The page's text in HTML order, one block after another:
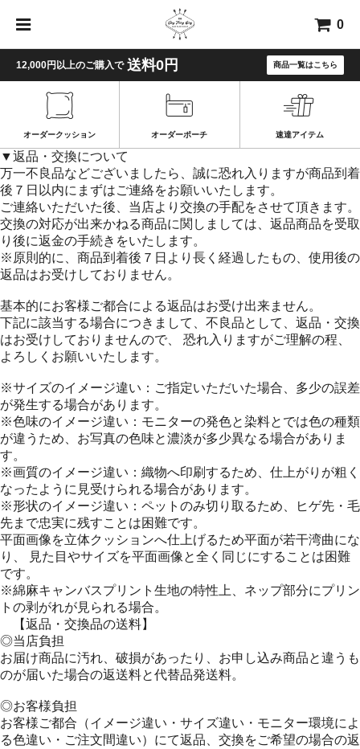
0
12,000円以上のご購入で 送料0円 商品一覧はこちら
オーダークッション オーダーポーチ 速達アイテム
▼返品・交換について
万一不良品などございましたら、誠に恐れ入りますが商品到着
後７日以内にまずはご連絡をお願いいたします。
ご連絡いただいた後、当店より交換の手配をさせて頂きます。
交換の対応が出来かねる商品に関しましては、返品商品を受取
り後に返金の手続きをいたします。
※原則的に、商品到着後７日より長く経過したもの、使用後の
返品はお受けしておりません。
基本的にお客様ご都合による返品はお受け出来ません。
下記に該当する場合につきまして、不良品として、返品・交換
はお受けしておりませんので、 恐れ入りますがご理解の程、
よろしくお願いいたします。
※サイズのイメージ違い：ご指定いただいた場合、多少の誤差
が発生する場合があります。
※色味のイメージ違い：モニターの発色と染料とでは色の種類
が違うため、お写真の色味と濃淡が多少異なる場合がありま
す。
※画質のイメージ違い：織物へ印刷するため、仕上がりが粗く
なったように見受けられる場合があります。
※形状のイメージ違い：ペットのみ切り取るため、ヒゲ先・毛
先まで忠実に残すことは困難です。
平面画像を立体クッションへ仕上げるため平面が若干湾曲にな
り、 見た目やサイズを平面画像と全く同じにすることは困難
です。
※綿麻キャンバスプリント生地の特性上、ネップ部分にプリン
トの剥がれが見られる場合。
【返品・交換品の送料】
◎当店負担
お届け商品に汚れ、破損があったり、お申し込み商品と違うも
のが届いた場合の返送料と代替品発送料。
◎お客様負担
お客様ご都合（イメージ違い・サイズ違い・モニター環境によ
る色違い・ご注文間違い）にて返品、交換をご希望の場合の返